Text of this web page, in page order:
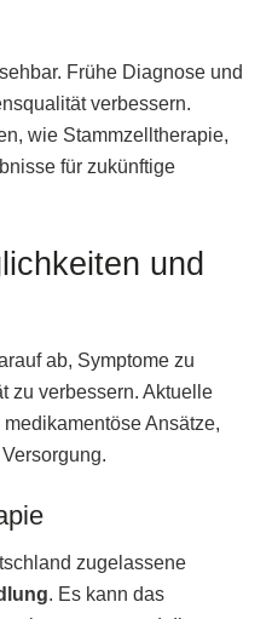
Frühe Diagnose und
verbessern.
wie Stammzelltherapie,
für zukünftige
und
ab, Symptome zu
zu verbessern. Aktuelle
medikamentöse Ansätze,
zugelassene
. Es kann das